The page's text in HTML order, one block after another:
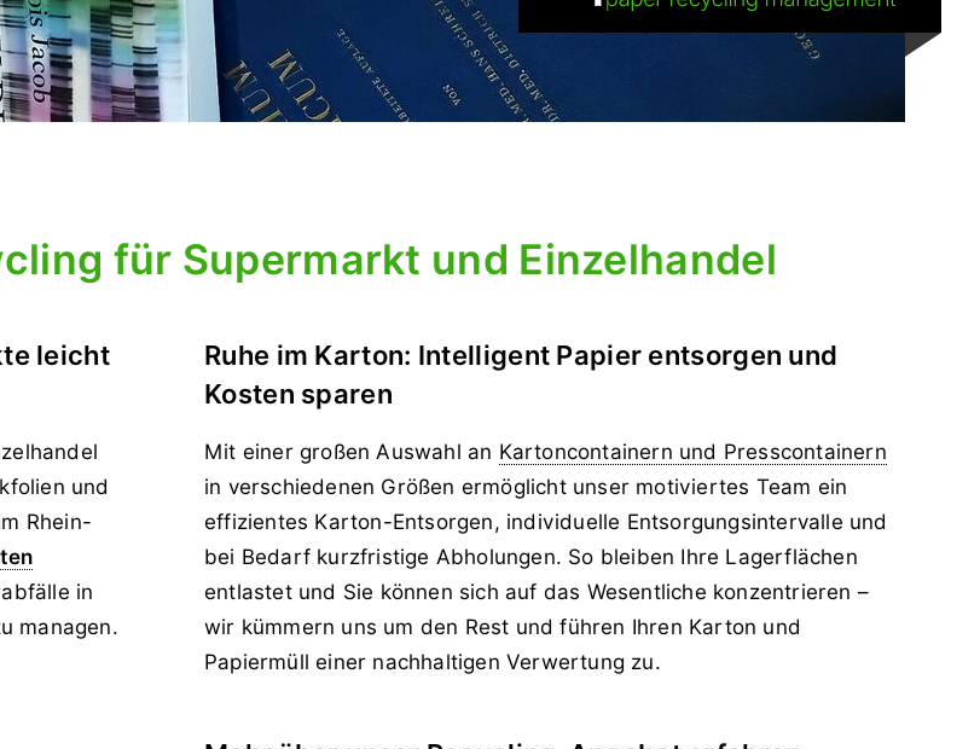
für Supermarkt und Einzelhandel
leicht
und
Rhein-
in
managen.
Ruhe im Karton: Intelligent Papier entsorgen und
Kosten sparen
Mit einer großen Auswahl an Kartoncontainern und Presscontainern
in verschiedenen Größen ermöglicht unser motiviertes Team ein
effizientes Karton-Entsorgen, individuelle Entsorgungsintervalle und
bei Bedarf kurzfristige Abholungen. So bleiben Ihre Lagerflächen
entlastet und Sie können sich auf das Wesentliche konzentrieren –
wir kümmern uns um den Rest und führen Ihren Karton und
Papiermüll einer nachhaltigen Verwertung zu.